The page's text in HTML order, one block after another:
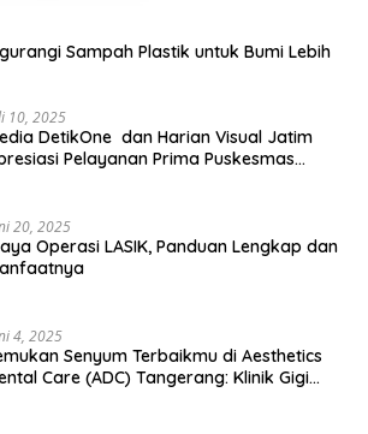
Sampah Plastik untuk Bumi Lebih
10, 2025
DetikOne dan Harian Visual Jatim
Pelayanan Prima Puskesmas
20, 2025
Operasi LASIK, Panduan Lengkap dan
4, 2025
Senyum Terbaikmu di Aesthetics
Care (ADC) Tangerang: Klinik Gigi